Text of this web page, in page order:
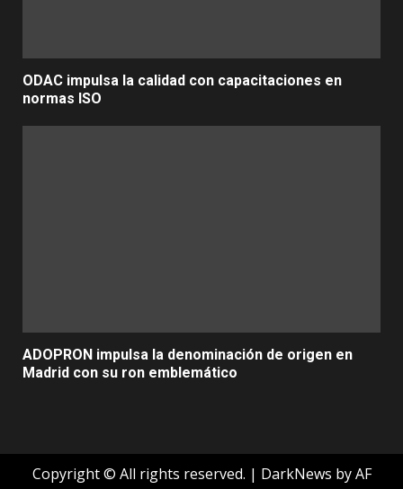
ODAC impulsa la calidad con capacitaciones en
normas ISO
ADOPRON impulsa la denominación de origen en
Madrid con su ron emblemático
Copyright © All rights reserved. | DarkNews by AF